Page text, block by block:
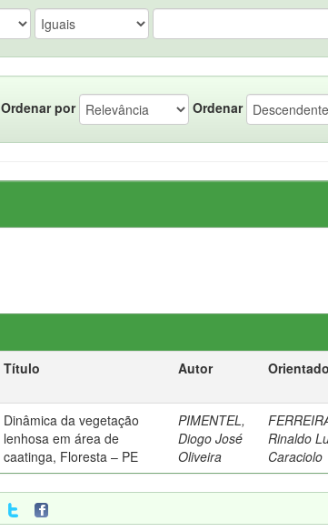
Ordenar por Ordenar
Título Autor
Dinâmica da vegetação
lenhosa em área de
caatinga, Floresta – PE
PIMENTEL,
Diogo José
Oliveira
Rinaldo
Caraciolo